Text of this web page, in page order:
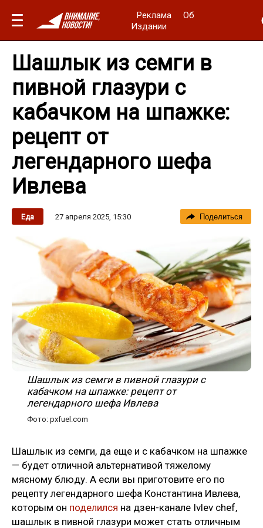
Реклама
Об
Издании
Шашлык из семги в
пивной глазури с
кабачком на шпажке:
рецепт от
легендарного шефа
Ивлева
Еда 27 апреля 2025, 15:30 Поделиться
Шашлык из семги в пивной глазури с
кабачком на шпажке: рецепт от
легендарного шефа Ивлева
Фото: pxfuel.com
Шашлык из семги, да еще и с кабачком на шпажке
— будет отличной альтернативой тяжелому
мясному блюду. А если вы приготовите его по
рецепту легендарного шефа Константина Ивлева,
которым он поделился на дзен-канале Ivlev chef,
шашлык в пивной глазури может стать отличным